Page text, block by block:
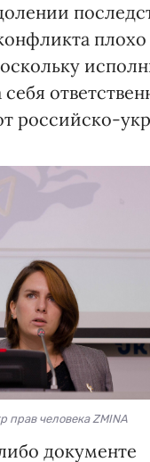
плохо
российско-
человека ZMINA
документе